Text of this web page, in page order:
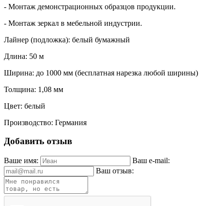
- Монтаж демонстрационных образцов продукции.
- Монтаж зеркал в мебельной индустрии.
Лайнер (подложка): белый бумажный
Длина: 50 м
Ширина: до 1000 мм (бесплатная нарезка любой ширины)
Толщина: 1,08 мм
Цвет: белый
Производство: Германия
Добавить отзыв
Ваше имя:
Ваш e-mail:
Ваш отзыв: